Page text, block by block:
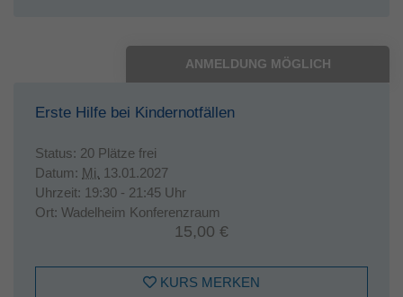
ANMELDUNG MÖGLICH
Erste Hilfe bei Kindernotfällen
Status: 20 Plätze frei
Datum: Mi. 13.01.2027
Uhrzeit: 19:30 - 21:45 Uhr
Ort: Wadelheim Konferenzraum
15,00 €
KURS MERKEN